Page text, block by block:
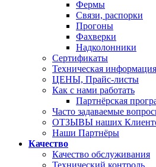
Фермы
Связи, распорки
Прогоны
Фахверки
Надколонники
Сертификаты
Техническая информация
ЦЕНЫ, Прайс-листы
Как с нами работать
Партнёрская
Часто задаваемые
ОТЗЫВЫ наших
Наши Партнёры
Качество
Качество обслуживания